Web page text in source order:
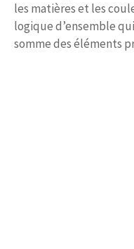
les matières et les
logique d’ensemble
somme des éléments